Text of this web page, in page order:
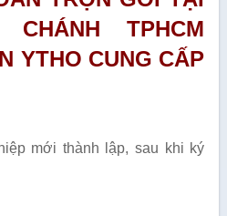
CHÁNH TPHCM
YTHO CUNG CẤP
mới thành lập, sau khi ký